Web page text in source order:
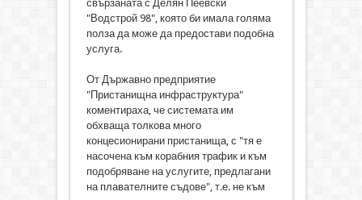
свързаната с Делян Пеевски
"Водстрой 98", която би имала голяма
полза да може да предостави подобна
услуга.
От Държавно предприятие
"Пристанищна инфраструктура"
коментираха, че системата им
обхваща толкова много
концесионирани пристанища, с "тя е
насочена към корабния трафик и към
подобряване на услугите, предлагани
на плавателните съдове", т.е. не към